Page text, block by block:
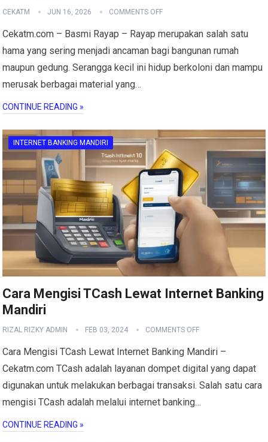
CEKATM JUN 16, 2026 COMMENTS OFF
Cekatm.com – Basmi Rayap – Rayap merupakan salah satu
hama yang sering menjadi ancaman bagi bangunan rumah
maupun gedung. Serangga kecil ini hidup berkoloni dan mampu
merusak berbagai material yang…
CONTINUE READING »
INTERNET BANKING MANDIRI
Cara Mengisi TCash Lewat Internet Banking
Mandiri
RIZAL RIZKY ADMIN FEB 03, 2024 COMMENTS OFF
Cara Mengisi TCash Lewat Internet Banking Mandiri –
Cekatm.com TCash adalah layanan dompet digital yang dapat
digunakan untuk melakukan berbagai transaksi. Salah satu cara
mengisi TCash adalah melalui internet banking…
CONTINUE READING »